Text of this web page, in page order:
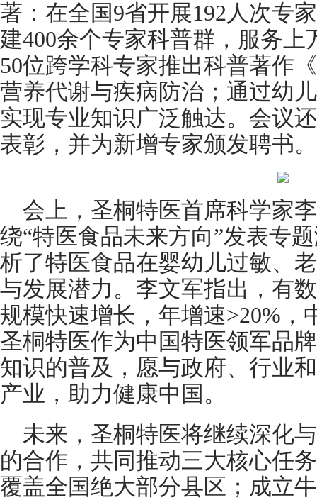
著：在全国9省开展192人次专
建400余个专家科普群，服务上
50位跨学科专家推出科普著作
营养代谢与疾病防治；通过幼
实现专业知识广泛触达。会议
表彰，并为新增专家颁发聘书。
会上，圣桐特医首席科学家
绕“特医食品未来方向”发表专
析了特医食品在婴幼儿过敏、
与发展潜力。李文军指出，有
规模快速增长，年增速>20%，
圣桐特医作为中国特医领军品
知识的普及，愿与政府、行业
产业，助力健康中国。
未来，圣桐特医将继续深化
的合作，共同推动三大核心任
覆盖全国绝大部分县区；成立